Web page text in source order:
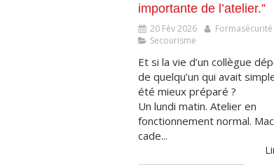
importante de l’atelier.”
20 Fév 2026
Formasécurité
Secourisme
Et si la vie d’un collègue
de quelqu’un qui avait
été mieux préparé ?
Un lundi matin. Atelier en
fonctionnement normal.
cade...